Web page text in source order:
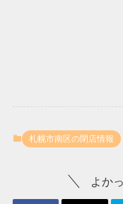
札幌市南区の閉店情報
よか